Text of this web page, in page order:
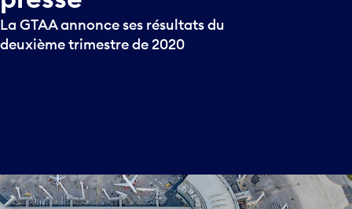
La GTAA annonce ses résultats du
deuxième trimestre de 2020